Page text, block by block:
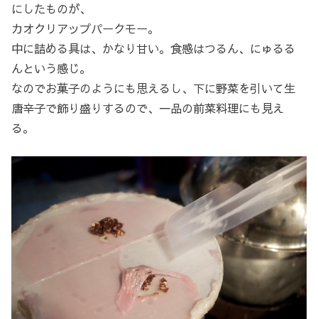
にしたものが、
カオクリアップパークモー。
中に詰める具は、かなり甘い。食感はつるん、にゅるる
んという感じ。
なのでお菓子のようにも思えるし、下に野菜を引いて生
唐辛子で飾り盛りするので、一品の前菜料理にも見え
る。